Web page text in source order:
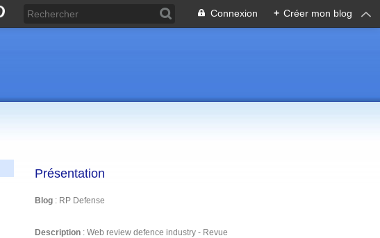
Connexion + Créer mon blog
Présentation
Blog : RP Defense
Description : Web review defence industry - Revue